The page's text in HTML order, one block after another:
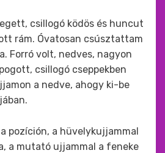
csillogó ködös és huncut
rám. Óvatosan csúsztattam
Forró volt, nedves, nagyon
csillogó cseppekben
a nedve, ahogy ki-be
pozíción, a hüvelykujjammal
a mutató ujjammal a feneke